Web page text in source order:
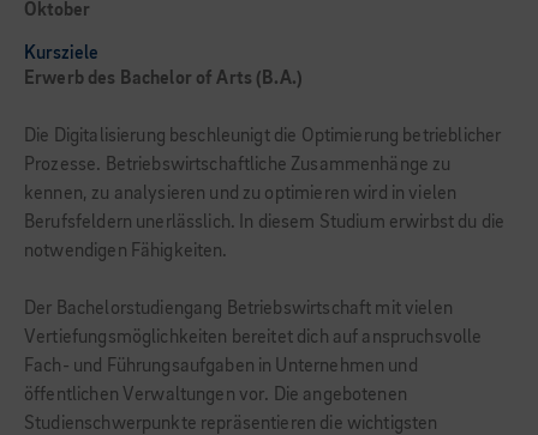
Oktober
Kursziele
Erwerb des Bachelor of Arts (B.A.)
Die Digitalisierung beschleunigt die Optimierung betrieblicher
Prozesse. Betriebswirtschaftliche Zusammenhänge zu
kennen, zu analysieren und zu optimieren wird in vielen
Berufsfeldern unerlässlich. In diesem Studium erwirbst du die
notwendigen Fähigkeiten.
Der Bachelorstudiengang Betriebswirtschaft mit vielen
Vertiefungsmöglichkeiten bereitet dich auf anspruchsvolle
Fach- und Führungsaufgaben in Unternehmen und
öffentlichen Verwaltungen vor. Die angebotenen
Studienschwerpunkte repräsentieren die wichtigsten